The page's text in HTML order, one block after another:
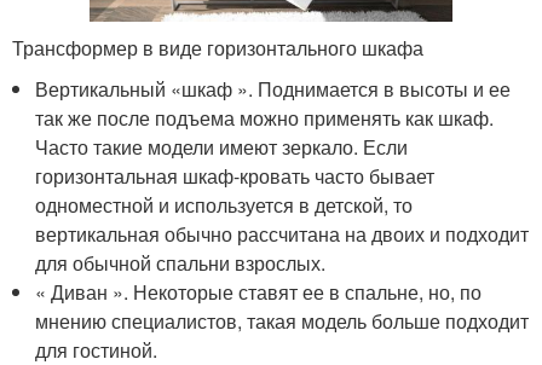
Трансформер в виде горизонтального шкафа
Вертикальный «шкаф ». Поднимается в высоты и ее
так же после подъема можно применять как шкаф.
Часто такие модели имеют зеркало. Если
горизонтальная шкаф-кровать часто бывает
одноместной и используется в детской, то
вертикальная обычно рассчитана на двоих и подходит
для обычной спальни взрослых.
« Диван ». Некоторые ставят ее в спальне, но, по
мнению специалистов, такая модель больше подходит
для гостиной.